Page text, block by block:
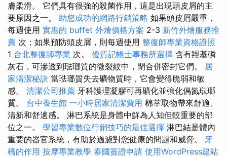
膚柔滑。 它們具有很強的殺菌作用，這是出現頭皮屑的主
要原因之一。 助您成功的網路行銷策略 如果頭皮屑嚴重，
每週使用 實惠的 buffet 外燴價格方案 2-3 新竹外燴服務推
薦 次；如果預防頭皮屑，則每週使用 整復師專業資格證照
1 台北整復師專業 次。 優質記帳士事務所選擇 含有羥基磷
灰石，可滲透到琺瑯質的微裂紋中，閉合併密封它們。 居
家清潔秘訣 當琺瑯質失去礦物質時，它會變得脆弱和敏
感。 清潔公司推薦 牙科護理凝膠可再礦化並強化偶氮琺瑯
質。 台中養生館 一小時居家清潔費用 棉萃取物帶來舒適、
清新和舒適感。 淋巴系統是身體中鮮為人知但較重要的部
位之一。 學習專業數位行銷技巧的最佳選擇 淋巴結是體內
重要的器官系統，有助於過濾對您健康的問題和威脅。 牙
橋的作用 按摩專業教學 泰國簽證申請 使用WordPress建站